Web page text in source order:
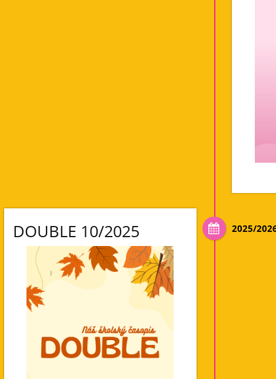
2025/
DOUBLE 10/2025